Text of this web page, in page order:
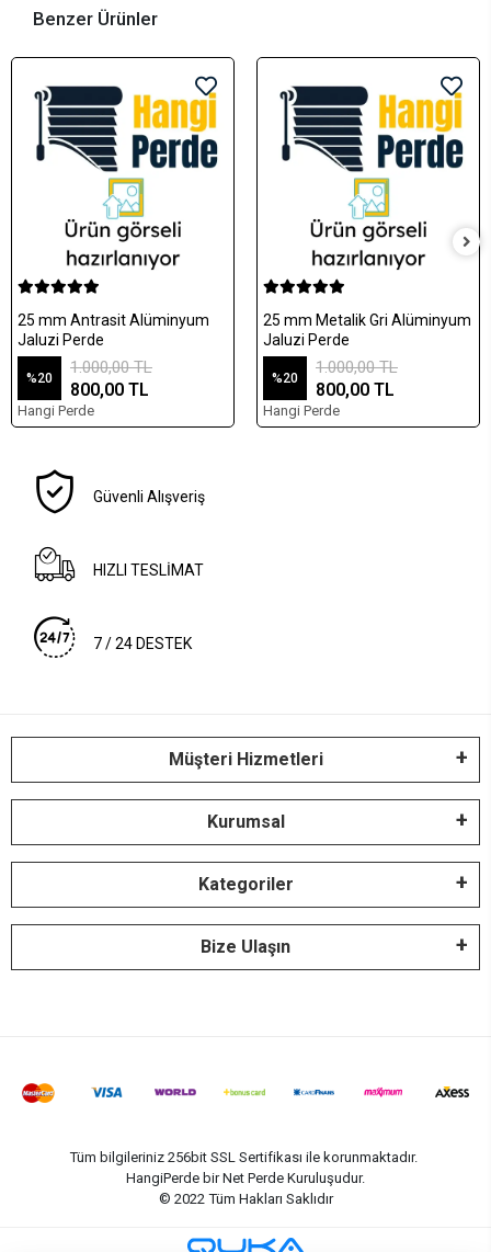
Benzer Ürünler
25 mm Antrasit Alüminyum
Jaluzi Perde
%20
1.000,00 TL
800,00 TL
Hangi Perde
25 mm Metalik Gri Alüminyum
Jaluzi Perde
%20
1.000,00 TL
800,00 TL
Hangi Perde
Güvenli Alışveriş
HIZLI TESLİMAT
7 / 24 DESTEK
Müşteri Hizmetleri
Kurumsal
Kategoriler
Bize Ulaşın
Tüm bilgileriniz 256bit SSL Sertifikası ile korunmaktadır.
HangiPerde bir Net Perde Kuruluşudur.
© 2022 Tüm Hakları Saklıdır